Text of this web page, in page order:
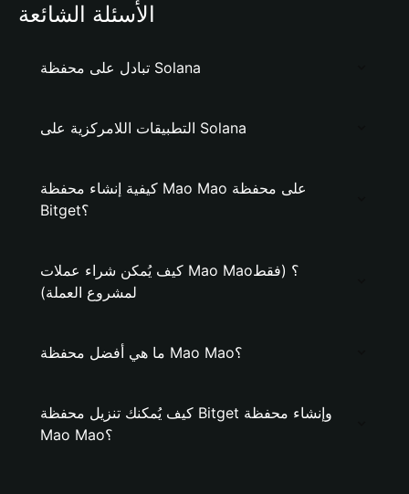
الأسئلة الشائعة
تبادل على محفظة Solana
التطبيقات اللامركزية على Solana
كيفية إنشاء محفظة Mao Mao على محفظة
Bitget؟
كيف يُمكن شراء عملات Mao Mao؟ (فقط
لمشروع العملة)
ما هي أفضل محفظة Mao Mao؟
كيف يُمكنك تنزيل محفظة Bitget وإنشاء محفظة
Mao Mao؟